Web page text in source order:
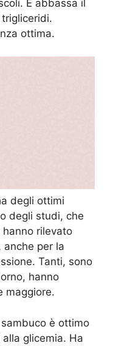
E abbassa il
ottima.
degli ottimi
degli studi, che
rilevato
anche per la
Tanti, sono
hanno
maggiore.
è ottimo
glicemia. Ha